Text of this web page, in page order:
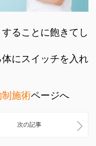
ることに飽きてし
にスイッチを入れ
施術ページへ
次の記事